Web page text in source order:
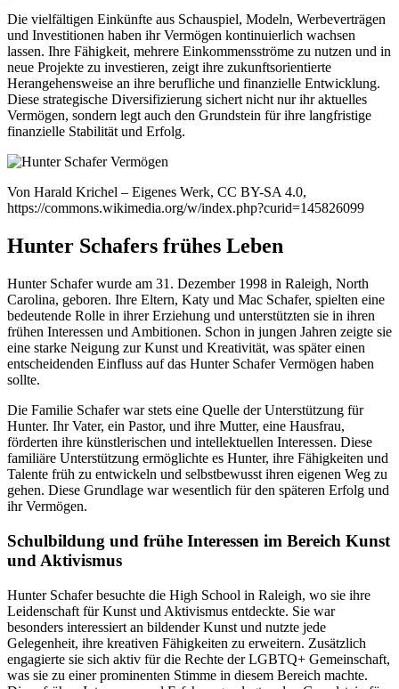
Die vielfältigen Einkünfte aus Schauspiel, Modeln, Werbeverträgen
und Investitionen haben ihr Vermögen kontinuierlich wachsen
lassen. Ihre Fähigkeit, mehrere Einkommensströme zu nutzen und in
neue Projekte zu investieren, zeigt ihre zukunftsorientierte
Herangehensweise an ihre berufliche und finanzielle Entwicklung.
Diese strategische Diversifizierung sichert nicht nur ihr aktuelles
Vermögen, sondern legt auch den Grundstein für ihre langfristige
finanzielle Stabilität und Erfolg.
Von Harald Krichel – Eigenes Werk, CC BY-SA 4.0,
https://commons.wikimedia.org/w/index.php?curid=145826099
Hunter Schafers frühes Leben
Hunter Schafer wurde am 31. Dezember 1998 in Raleigh, North
Carolina, geboren. Ihre Eltern, Katy und Mac Schafer, spielten eine
bedeutende Rolle in ihrer Erziehung und unterstützten sie in ihren
frühen Interessen und Ambitionen. Schon in jungen Jahren zeigte sie
eine starke Neigung zur Kunst und Kreativität, was später einen
entscheidenden Einfluss auf das Hunter Schafer Vermögen haben
sollte.
Die Familie Schafer war stets eine Quelle der Unterstützung für
Hunter. Ihr Vater, ein Pastor, und ihre Mutter, eine Hausfrau,
förderten ihre künstlerischen und intellektuellen Interessen. Diese
familiäre Unterstützung ermöglichte es Hunter, ihre Fähigkeiten und
Talente früh zu entwickeln und selbstbewusst ihren eigenen Weg zu
gehen. Diese Grundlage war wesentlich für den späteren Erfolg und
ihr Vermögen.
Schulbildung und frühe Interessen im Bereich Kunst
und Aktivismus
Hunter Schafer besuchte die High School in Raleigh, wo sie ihre
Leidenschaft für Kunst und Aktivismus entdeckte. Sie war
besonders interessiert an bildender Kunst und nutzte jede
Gelegenheit, ihre kreativen Fähigkeiten zu erweitern. Zusätzlich
engagierte sie sich aktiv für die Rechte der LGBTQ+ Gemeinschaft,
was sie zu einer prominenten Stimme in diesem Bereich machte.